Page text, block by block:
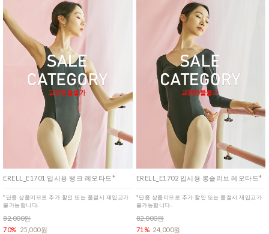
ERELL_E1701 입시용 탱크 레오타드*
*단종 상품이므로 추가 할인 또는 품절시 재입고가
불가능합니다.
82,000원
70% 25,000원
ERELL_E1702 입시용 롱슬리브 레오타드*
*단종 상품이므로 추가 할인 또는 품절시 재입고가
불가능합니다.
82,000원
71% 24,000원